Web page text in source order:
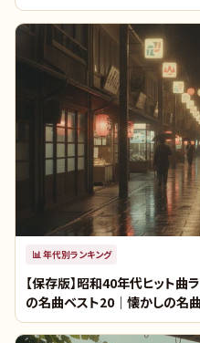
📊年代別ランキング
【保存版】昭和40年代ヒット
の名曲ベスト20｜懐かしの名